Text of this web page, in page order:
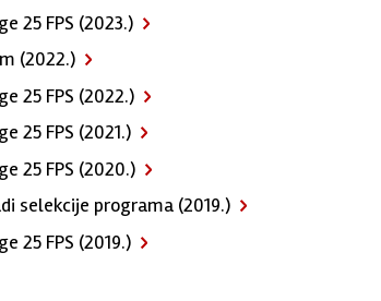
25 FPS (2023.)
(2022.)
25 FPS (2022.)
25 FPS (2021.)
25 FPS (2020.)
selekcije programa (2019.)
25 FPS (2019.)